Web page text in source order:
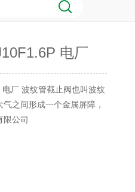
电厂
厂 波纹管截止阀也叫波纹
之间形成一个金属屏障，
限公司